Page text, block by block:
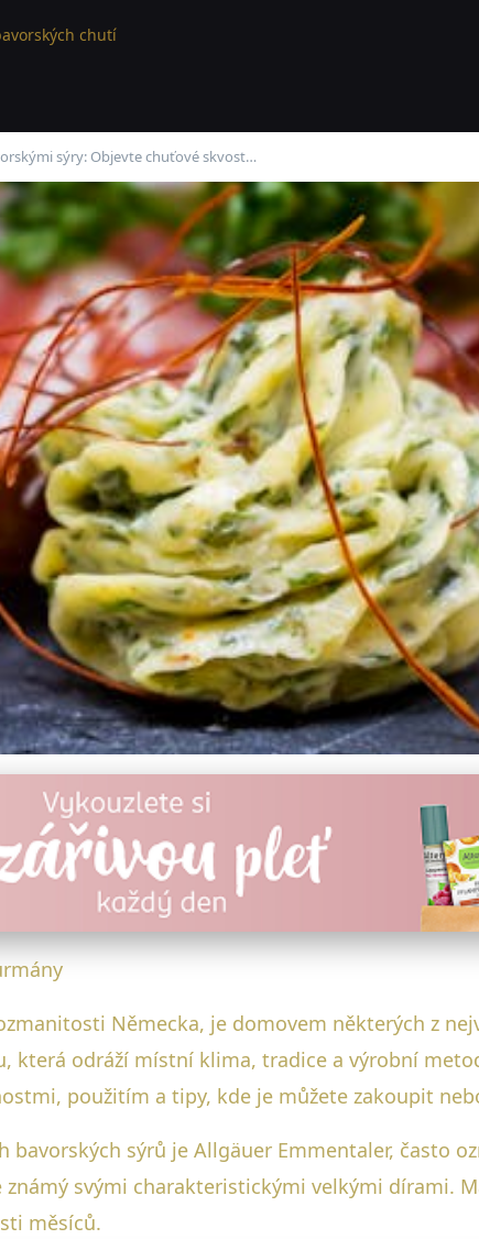
chutí
sýry: Objevte chuťové skvost…
sýry:
Německa, je domovem některých z
odráží místní klima, tradice a výrobní
použitím a tipy, kde je můžete zakoupit
bavorských sýrů je Allgäuer Emmentaler, často
svými charakteristickými velkými dírami.
měsíců.